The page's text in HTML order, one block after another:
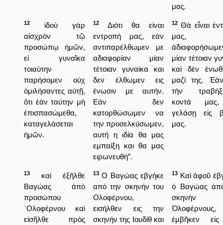
μας.
12
ἰδοὺ γὰρ
αἰσχρὸν τῷ
προσώπῳ ἡμῶν,
εἰ γυναῖκα
τοιαύτην
παρήσομεν οὐχ
ὁμιλήσαντες αὐτῇ,
ὅτι ἐὰν ταύτην μὴ
ἐπισπασώμεθα,
καταγελάσεται
ἡμῶν.
12
Διότι θα είναι
εντροπή μας, εάν
αντιπαρέλθωμεν με
αδιαφορίαν μίαν
τέτοιαν γυναίκα και
δεν έλθωμεν εις
ένωσιν με αυτήν.
Εάν δεν
κατορθώσωμεν να
την προσελκύσωμεν,
αυτή η ιδία θα μας
εμπαίξη και θα μας
ειρωνευθή”.
12 Θὰ εἶναι
μας,
μίαν τέτοιαν
καὶ δὲν
μαζί της.
τὴν
κοντά
γελάσῃ εἰς
μας.
13
καὶ ἐξῆλθε
Βαγώας ἀπὸ
προσώπου
᾿Ολοφέρνου καὶ
εἰσῆλθε πρὸς
13 Ο Βαγώας εβγήκε
από την σκηνήν του
Ολοφέρνου,
εισήλθεν εις την
σκηνήν της Ιουδίθ και
13 Καὶ ἀφοῦ
ὁ Βαγώας
σκηνὴν
Ὀλοφέρνους,
ἐμβῆκεν